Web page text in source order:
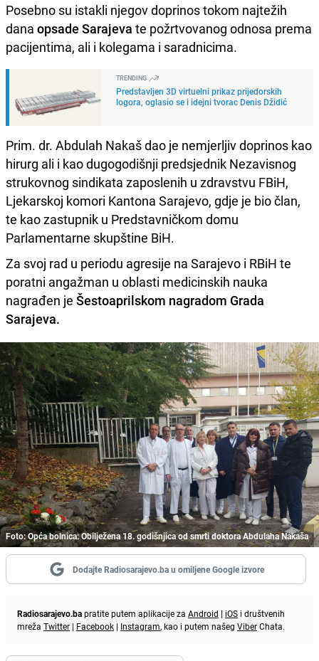
Posebno su istakli njegov doprinos tokom najtežih
dana opsade Sarajeva te požrtvovanog odnosa prema
pacijentima, ali i kolegama i saradnicima.
TRENDING
Predstavljen 3D virtuelni prikaz prijedorskih
logora, oglasio se i idejni tvorac Denis Džidić
Prim. dr. Abdulah Nakaš dao je nemjerljiv doprinos kao
hirurg ali i kao dugogodišnji predsjednik Nezavisnog
strukovnog sindikata zaposlenih u zdravstvu FBiH,
Ljekarskoj komori Kantona Sarajevo, gdje je bio član,
te kao zastupnik u Predstavničkom domu
Parlamentarne skupštine BiH.
Za svoj rad u periodu agresije na Sarajevo i RBiH te
poratni angažman u oblasti medicinskih nauka
nagrađen je Šestoaprilskom nagradom Grada
Sarajeva.
Foto: Opća bolnica: Obilježena 18. godišnjica od smrti doktora Abdulaha Nakaša
Dodajte Radiosarajevo.ba u omiljene Google izvore
Radiosarajevo.bapratite putem aplikacije za Android | iOS i društvenih
mreža Twitter | Facebook | Instagram, kao i putem našeg ViberChata.